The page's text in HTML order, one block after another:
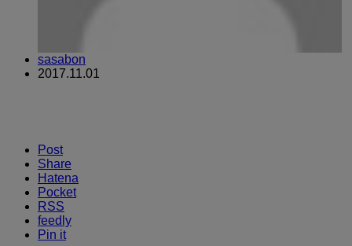
sasabon
2017.11.01
Post
Share
Hatena
Pocket
RSS
feedly
Pin it